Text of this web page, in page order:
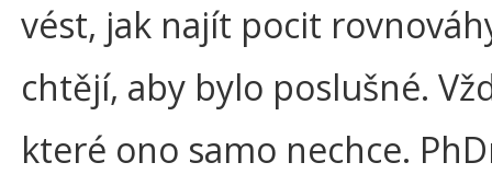
vést, jak najít pocit
chtějí, aby bylo poslušné.
které ono samo nechce.